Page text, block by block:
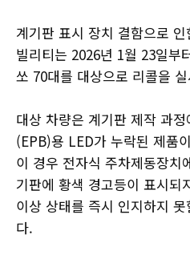
계기판 표시 장치 결함으로
빌리티는 2026년 1월 23일부
쏘 70대를 대상으로 리콜을
대상 차량은 계기판 제작 과
(EPB)용 LED가 누락된 제품
이 경우 전자식 주차제동장치
기판에 황색 경고등이 표시되
이상 상태를 즉시 인지하지
다.